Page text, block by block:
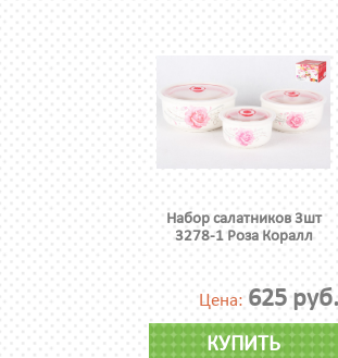
Набор салатников 3шт
3278-1 Роза Коралл
Цена: 625 руб.
КУПИТЬ